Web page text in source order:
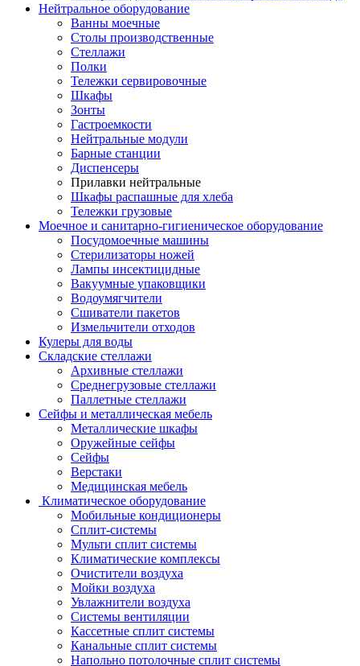
Нейтральное оборудование
Ванны моечные
Столы производственные
Стеллажи
Полки
Тележки сервировочные
Шкафы
Зонты
Гастроемкости
Нейтральные модули
Барные станции
Диспенсеры
Прилавки нейтральные
Шкафы распашные для хлеба
Тележки грузовые
Моечное и санитарно-гигиеническое оборудование
Посудомоечные машины
Стерилизаторы ножей
Лампы инсектицидные
Вакуумные упаковщики
Водоумягчители
Сшиватели пакетов
Измельчители отходов
Кулеры для воды
Складские стеллажи
Архивные стеллажи
Среднегрузовые стеллажи
Паллетные стеллажи
Сейфы и металлическая мебель
Металлические шкафы
Оружейные сейфы
Сейфы
Верстаки
Медицинская мебель
Климатическое оборудование
Мобильные кондиционеры
Сплит-системы
Мульти сплит системы
Климатические комплексы
Очистители воздуха
Мойки воздуха
Увлажнители воздуха
Системы вентиляции
Кассетные сплит системы
Канальные сплит системы
Напольно потолочные сплит системы